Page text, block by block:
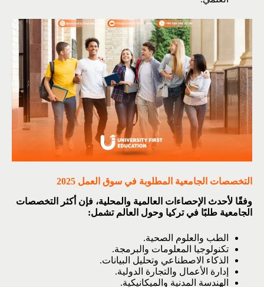
التخصصات الجامعية المطلوبة في سوق العمل 2025
وفقًا لأحدث الإحصاءات العالمية والمحلية، فإن أكثر التخصصات
الجامعية طلبًا في تركيا وحول العالم تشمل:
الطب والعلوم الصحية.
تكنولوجيا المعلومات والبرمجة.
الذكاء الاصطناعي وتحليل البيانات.
إدارة الأعمال والتجارة الدولية.
الهندسة المدنية والميكانيكية.